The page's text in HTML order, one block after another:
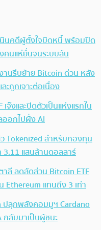
นินคดีผู้ตั้งใจบิดหนี้ พร้อมปิด
คนแห่ยื่นจนระบบล้น
านรีบย้าย Bitcoin ด่วน หลัง
ะถูกเจาะต่อเนื่อง
จ๊งและปิดตัวเป็นแห่งแรกใน
ออกไปฝั่ง AI
Tokenized สำหรับกองทุน
3.11 แสนล้านดอลลาร์
ลี ลดสัดส่วน Bitcoin ETF
Ethereum แทนถึง 3 เท่า
ปลุกพลังคอมมูฯ Cardano
ลับมาเป็นผู้ชนะ